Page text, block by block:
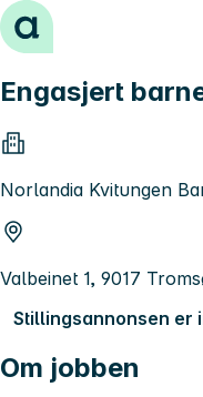
Hopp til innhold
Engasjert
Norlandia Kvitungen
Valbeinet 1, 9017
Stillingsannonsen er
Om jobben